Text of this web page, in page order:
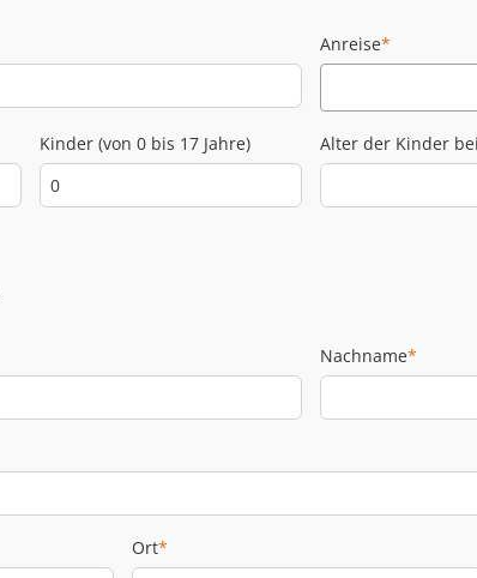
Anreise*
Kinder (von 0 bis 17 Jahre) Alter der Kinder
Nachname*
Ort*